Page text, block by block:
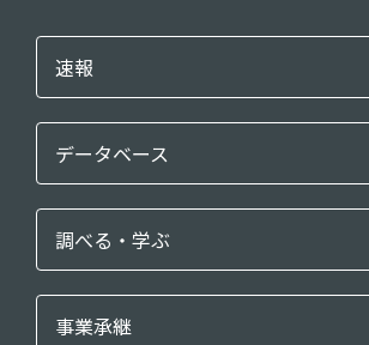
速報
データベース
調べる・学ぶ
事業承継